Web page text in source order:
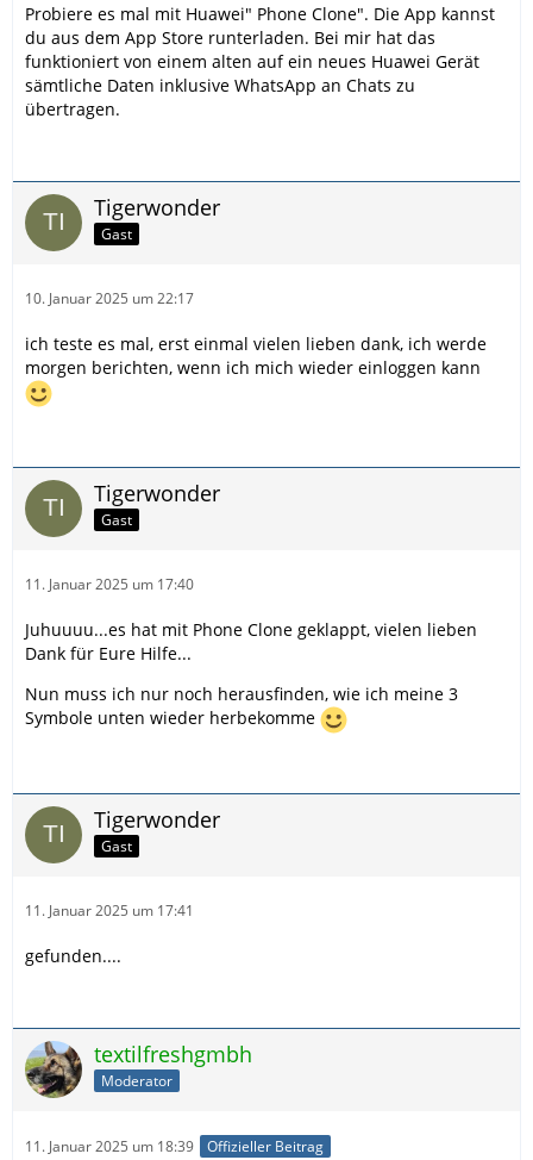
Probiere es mal mit Huawei" Phone Clone". Die App kannst
du aus dem App Store runterladen. Bei mir hat das
funktioniert von einem alten auf ein neues Huawei Gerät
sämtliche Daten inklusive WhatsApp an Chats zu
übertragen.
Tigerwonder
Gast
10. Januar 2025 um 22:17
ich teste es mal, erst einmal vielen lieben dank, ich werde
morgen berichten, wenn ich mich wieder einloggen kann
Tigerwonder
Gast
11. Januar 2025 um 17:40
Juhuuuu...es hat mit Phone Clone geklappt, vielen lieben
Dank für Eure Hilfe...
Nun muss ich nur noch herausfinden, wie ich meine 3
Symbole unten wieder herbekomme
Tigerwonder
Gast
11. Januar 2025 um 17:41
gefunden....
textilfreshgmbh
Moderator
11. Januar 2025 um 18:39 Offizieller Beitrag